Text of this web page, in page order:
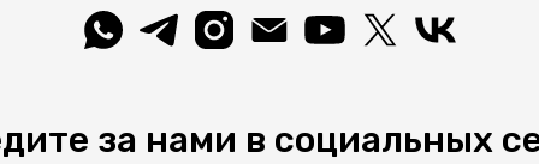
за нами в социальных